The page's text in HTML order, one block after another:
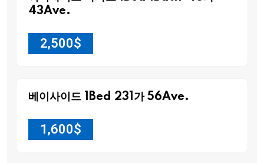
43Ave.
2,500$
베이사이드 1Bed 231가 56Ave.
1,600$